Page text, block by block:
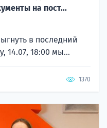
на пост...
в последний
14.07, 18:00 мы...
1370